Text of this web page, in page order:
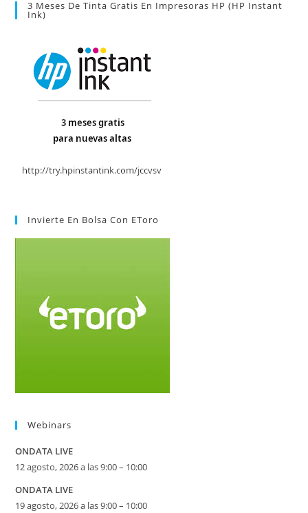
3 Meses De Tinta Gratis En Impresoras HP (HP Instant
Ink)
Invierte En Bolsa Con EToro
Webinars
ONDATA LIVE
12 agosto, 2026 a las 9:00 – 10:00
ONDATA LIVE
19 agosto, 2026 a las 9:00 – 10:00